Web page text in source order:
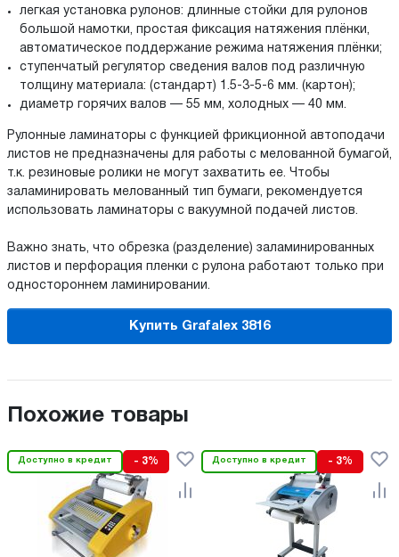
легкая установка рулонов: длинные стойки для рулонов
большой намотки, простая фиксация натяжения плёнки,
автоматическое поддержание режима натяжения плёнки;
ступенчатый регулятор сведения валов под различную
толщину материала: (стандарт) 1.5-3-5-6 мм. (картон);
диаметр горячих валов — 55 мм, холодных — 40 мм.
Рулонные ламинаторы с функцией фрикционной автоподачи
листов не предназначены для работы с мелованной бумагой,
т.к. резиновые ролики не могут захватить ее. Чтобы
заламинировать мелованный тип бумаги, рекомендуется
использовать ламинаторы с вакуумной подачей листов.
Важно знать, что обрезка (разделение) заламинированных
листов и перфорация пленки с рулона работают только при
одностороннем ламинировании.
Купить Grafalex 3816
Похожие товары
Доступно в кредит - 3% Доступно в кредит - 3%